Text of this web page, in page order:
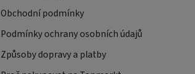
Obchodní podmínky
Podmínky ochrany osobních údajů
Způsoby dopravy a platby